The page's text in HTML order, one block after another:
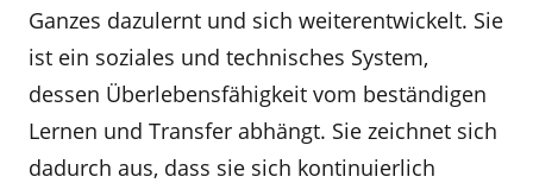
Ganzes dazulernt und sich weiterentwickelt. Sie
ist ein soziales und technisches System,
dessen Überlebensfähigkeit vom beständigen
Lernen und Transfer abhängt. Sie zeichnet sich
dadurch aus, dass sie sich kontinuierlich